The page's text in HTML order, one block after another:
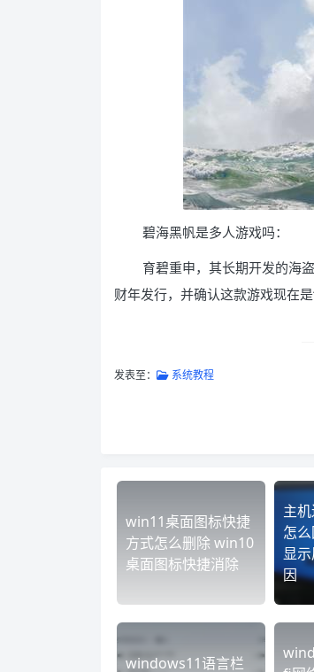
碧海黑帆是多人游戏吗：
育碧重申，其长期开发的海
财年发行，并确认这款游戏现在是
发表至： 系统教程
win11桌面图标快捷
方式怎么删除 win10
桌面图标快捷消除
主
怎
显
因
windows11语言栏